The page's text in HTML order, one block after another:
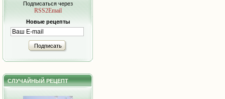
Подписаться через
RSS2Email
Новые рецепты
Подписать
СЛУЧАЙНЫЙ РЕЦЕПТ